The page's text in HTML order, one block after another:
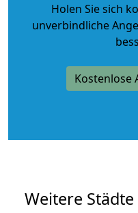
Holen Sie sich
unverbindliche
Kostenlose
Weitere